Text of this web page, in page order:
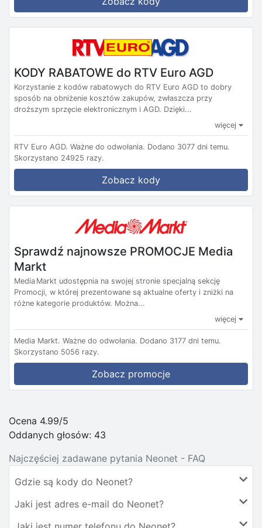
KODY RABATOWE do RTV Euro AGD
Korzystanie z kodów rabatowych do RTV Euro AGD to dobry
sposób na obniżenie kosztów zakupów, zwłaszcza przy
droższym sprzęcie elektronicznym i AGD. Dzięki...
więcej
RTV Euro AGD. Ważne do odwołania. Dodano 3077 dni temu.
Skorzystano 24925 razy.
Zobacz kody
Sprawdź najnowsze PROMOCJE Media
Markt
Media Markt udostępnia na swojej stronie specjalną sekcję
Promocji, w której prezentowane są aktualne oferty i zniżki na
różne kategorie produktów. Można...
więcej
Media Markt. Ważne do odwołania. Dodano 3177 dni temu.
Skorzystano 5056 razy.
Zobacz promocje
Ocena 4.99/5
Oddanych głosów: 43
Najczęściej zadawane pytania Neonet - FAQ
Gdzie są kody do Neonet?
Jaki jest adres e-mail do Neonet?